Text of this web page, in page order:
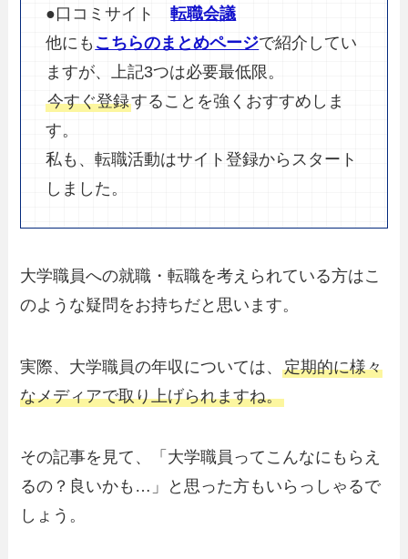
●口コミサイト転職会議
他にも こちらのまとめページで紹介してい
ますが、上記3つは必要最低限。
今すぐ登録することを強くおすすめしま
す。
私も、転職活動はサイト登録からスタート
しました。
大学職員への就職・転職を考えられている方はこ
のような疑問をお持ちだと思います。
実際、大学職員の年収については、定期的に様々
なメディアで取り上げられますね。
その記事を見て、「大学職員ってこんなにもらえ
るの？良いかも…」と思った方もいらっしゃるで
しょう。